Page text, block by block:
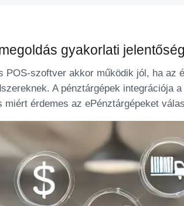
gyakorlati
POS-szoftver akkor működik jól, ha
A pénztárgépek
miért érdemes az ePénztárgépeket